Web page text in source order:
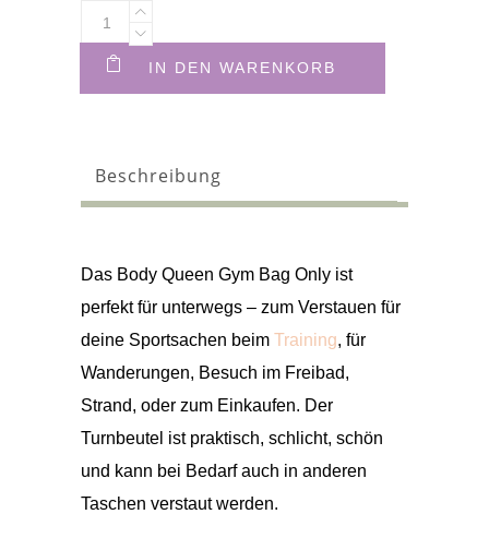
IN DEN WARENKORB
Beschreibung
Das Body Queen Gym Bag Only ist
perfekt für unterwegs – zum Verstauen für
deine Sportsachen beim Training, für
Wanderungen, Besuch im Freibad,
Strand, oder zum Einkaufen. Der
Turnbeutel ist praktisch, schlicht, schön
und kann bei Bedarf auch in anderen
Taschen verstaut werden.